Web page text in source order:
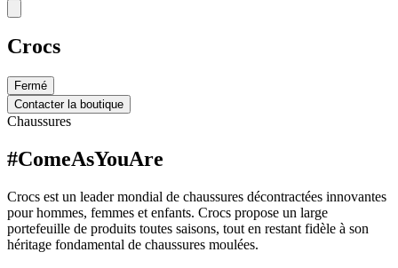
Crocs
Fermé
Contacter la boutique
Chaussures
#ComeAsYouAre
Crocs est un leader mondial de chaussures décontractées innovantes
pour hommes, femmes et enfants. Crocs propose un large
portefeuille de produits toutes saisons, tout en restant fidèle à son
héritage fondamental de chaussures moulées.